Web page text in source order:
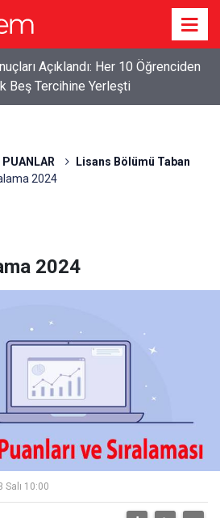
Açıklandı: Her 10 Öğrenciden
Beş Tercihine Yerleşti
PUANLAR
Lisans Bölümü Taban
2024
2024
10:00